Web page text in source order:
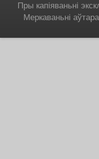
Пры капіяваньні
Меркаваньні